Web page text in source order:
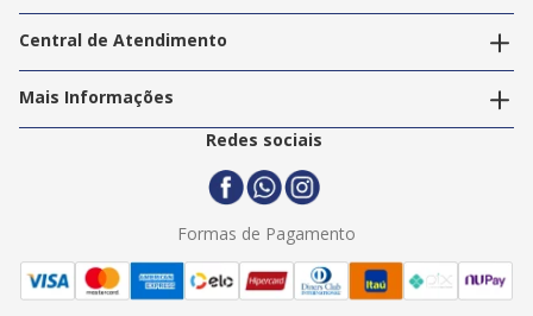
Nossas Lojas
Trabalhe Conosco
Central de Atendimento
Política de Privacidade
Termos e Condições
Politica de Entrega
Mais Informações
2ª Via Nota Fiscal
Redes sociais
Formas de Pagamento